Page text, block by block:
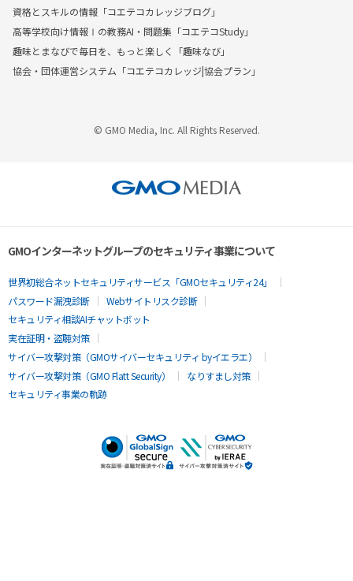
資格とスキルの情報「コエテコカレッジブログ」
高等学校向け情報Ⅰの教務AI・問題集「コエテコStudy」
趣味とまなびで毎日を、もっと楽しく「趣味なび」
協会・団体運営システム「コエテコカレッジ|協会プラン」
© GMO Media, Inc. All Rights Reserved.
GMOインターネットグループのセキュリティ事業について
世界初総合ネットセキュリティサービス「GMOセキュリティ24」
パスワード漏洩診断
Webサイトリスク診断
セキュリティ相談AIチャットボット
実在証明・盗聴対策
サイバー攻撃対策（GMOサイバーセキュリティ byイエラエ）
サイバー攻撃対策（GMO Flatt Security）
なりすまし対策
セキュリティ事業の軌跡